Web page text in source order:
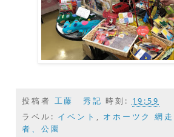
投稿者 工藤 秀記 時刻: 19:59
ラベル: イベント , オホーツク 網走
者、公園